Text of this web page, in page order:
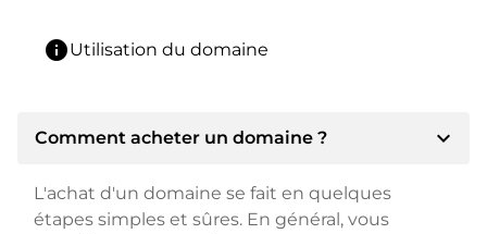
infoUtilisation du domaine
Comment acheter un domaine ? expand_more
L'achat d'un domaine se fait en quelques
étapes simples et sûres. En général, vous